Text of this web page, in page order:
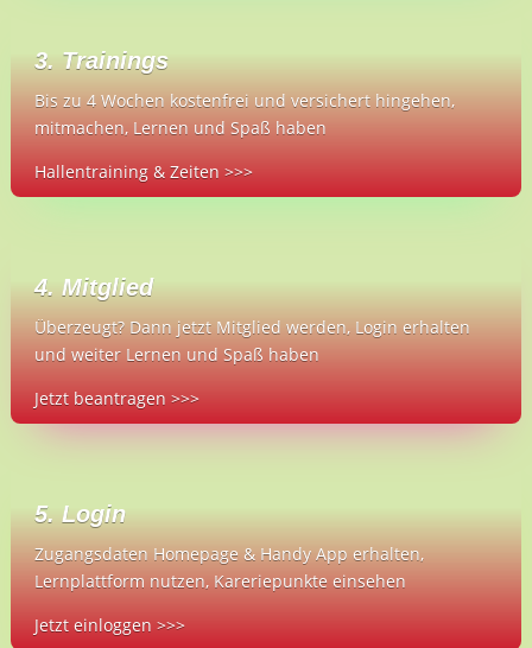
3. Trainings
Bis zu 4 Wochen kostenfrei und versichert hingehen,
mitmachen, Lernen und Spaß haben
Hallentraining & Zeiten >>>
4. Mitglied
Überzeugt? Dann jetzt Mitglied werden, Login erhalten
und weiter Lernen und Spaß haben
Jetzt beantragen >>>
5. Login
Zugangsdaten Homepage & Handy App erhalten,
Lernplattform nutzen, Kareriepunkte einsehen
Jetzt einloggen >>>